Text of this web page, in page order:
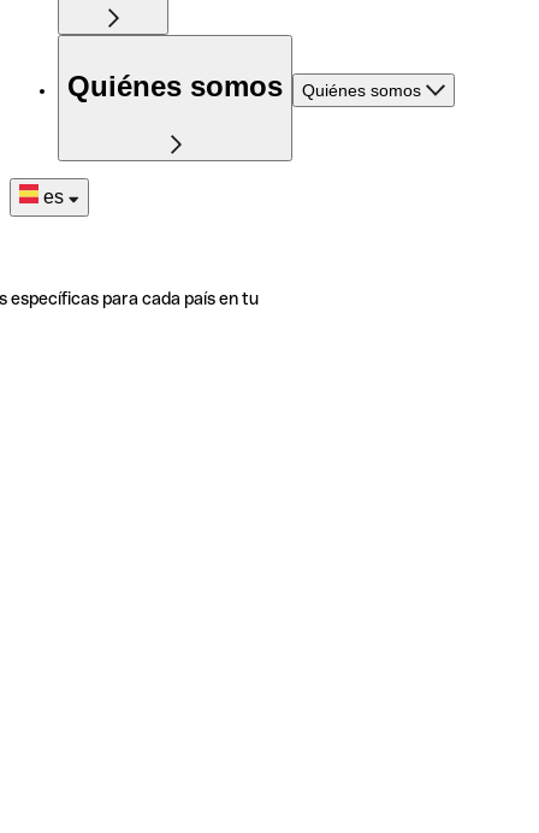
Quiénes somos Quiénes somos
es
específicas para cada país en tu